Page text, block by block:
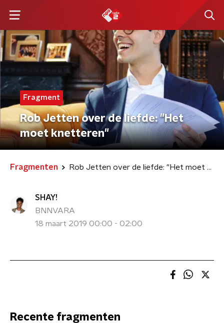
Fragment
Rob Jetten over de liefde: "Het
moet knetteren"
Fragmenten Rob Jetten over de liefde: "Het moet knetteren"
SHAY!
BNNVARA
18 maart 2019 00:00 - 02:00
Recente fragmenten